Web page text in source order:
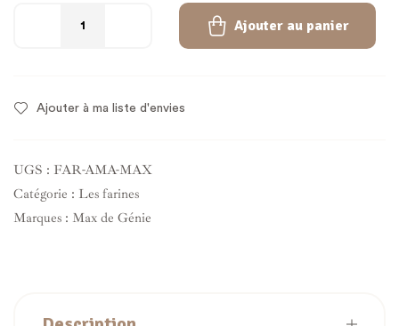
Ajouter au panier
Ajouter à ma liste d'envies
UGS : FAR-AMA-MAX
Catégorie : Les farines
Marques : Max de Génie